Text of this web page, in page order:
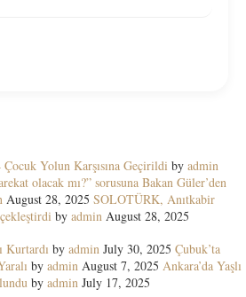
Yolun Karşısına Geçirildi by admin
olacak mı?” sorusuna Bakan Güler’den
August 28, 2025 SOLOTÜRK, Anıtkabir
by admin August 28, 2025
Kurtardı by admin July 30, 2025 Çubuk’ta
by admin August 7, 2025 Ankara’da Yaşlı
by admin July 17, 2025